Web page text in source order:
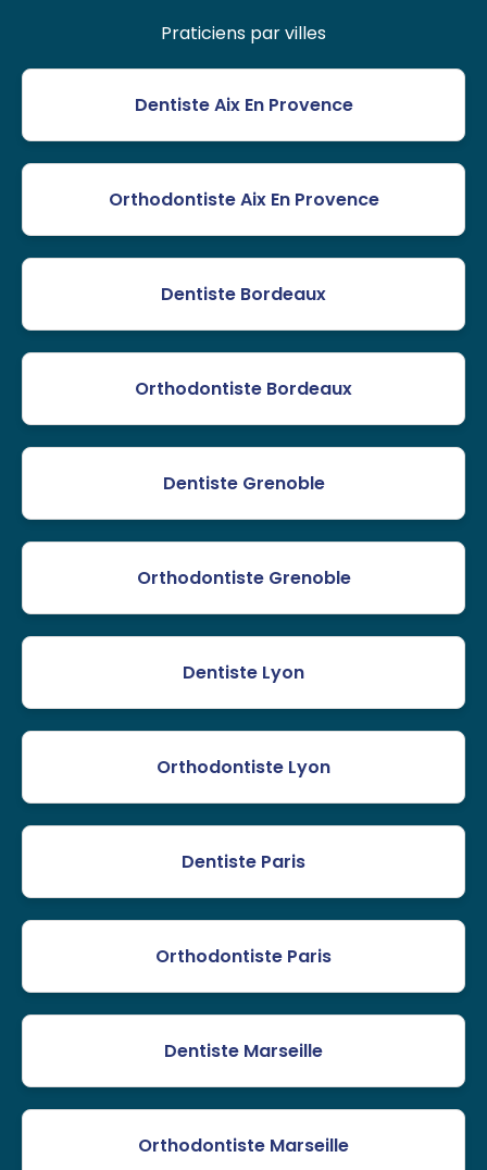
Praticiens par villes
Dentiste Aix En Provence
Orthodontiste Aix En Provence
Dentiste Bordeaux
Orthodontiste Bordeaux
Dentiste Grenoble
Orthodontiste Grenoble
Dentiste Lyon
Orthodontiste Lyon
Dentiste Paris
Orthodontiste Paris
Dentiste Marseille
Orthodontiste Marseille